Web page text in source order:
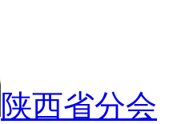
陕西省分会